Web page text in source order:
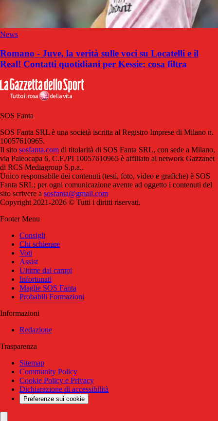
News
Romano - Juve, la verità sulle voci su Locatelli e il
Real! Contatti quotidiani per Kessie: cosa filtra
SOS Fanta
SOS Fanta SRL è una società iscritta al Registro Imprese di Milano n.
10057610965.
Il sito sosfanta.com di titolarità di SOS Fanta SRL, con sede a Milano,
via Paleocapa 6, C.F./PI 10057610965 è affiliato al network Gazzanet
di RCS Mediagroup S.p.a..
Unico responsabile dei contenuti (testi, foto, video e grafiche) è SOS
Fanta SRL; per ogni comunicazione avente ad oggetto i contenuti del
sito scrivere a sosfanta@gmail.com
Copyright 2021-2026 © Tutti i diritti riservati.
Footer Menu
Consigli
Chi schierare
Voti
Assist
Ultime dai campi
Infortunati
Maglie SOS Fanta
Probabili Formazioni
Informazioni
Redazione
Trasparenza
Sitemap
Community Policy
Cookie Policy e Privacy
Dichiarazione di accessibilità
Preferenze sui cookie